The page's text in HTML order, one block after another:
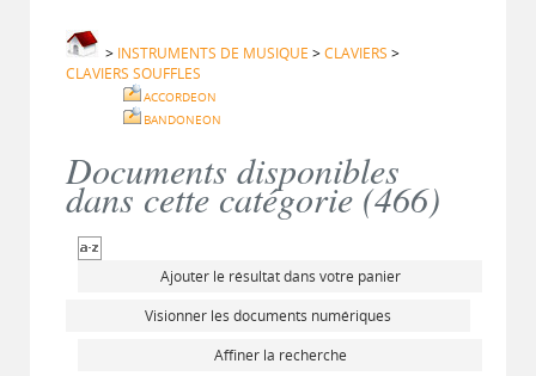
> INSTRUMENTS DE MUSIQUE >CLAVIERS >
CLAVIERS SOUFFLES
ACCORDEON
BANDONEON
Documents disponibles
dans cette catégorie (466)
Ajouter le résultat dans votre panier
Visionner les documents numériques
Affiner la recherche